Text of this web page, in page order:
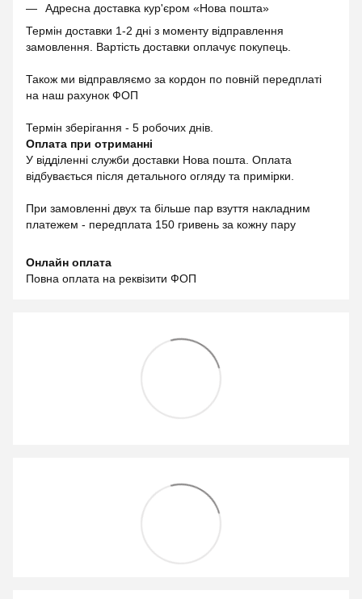
Адресна доставка кур'єром «Нова пошта»
Термін доставки 1-2 дні з моменту відправлення
замовлення. Вартість доставки оплачує покупець.
Також ми відправляємо за кордон по повній передплаті
на наш рахунок ФОП
Термін зберігання - 5 робочих днів.
Оплата при отриманні
У відділенні служби доставки Нова пошта. Оплата
відбувається після детального огляду та примірки.
При замовленні двух та більше пар взуття накладним
платежем - передплата 150 гривень за кожну пару
Онлайн оплата
Повна оплата на реквізити ФОП